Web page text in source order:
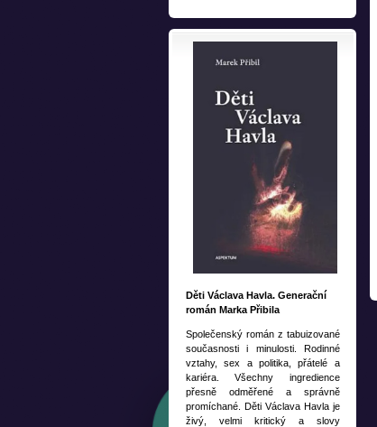
Děti Václava Havla. Generační
román Marka Přibila
Společenský román z tabuizované
současnosti i minulosti. Rodinné
vztahy, sex a politika, přátelé a
kariéra. Všechny ingredience
přesně odměřené a správně
promíchané. Děti Václava Havla je
živý, velmi kritický a slovy